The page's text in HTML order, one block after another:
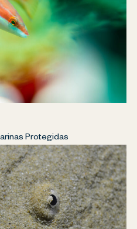
Protegidas